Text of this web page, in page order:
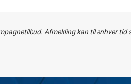
Afmelding kan til enhver tid